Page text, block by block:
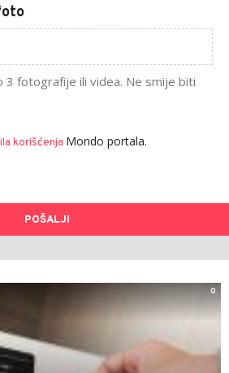
3 fotografije ili videa. Ne smije biti
korišćenja Mondo portala.
POŠALJI
0